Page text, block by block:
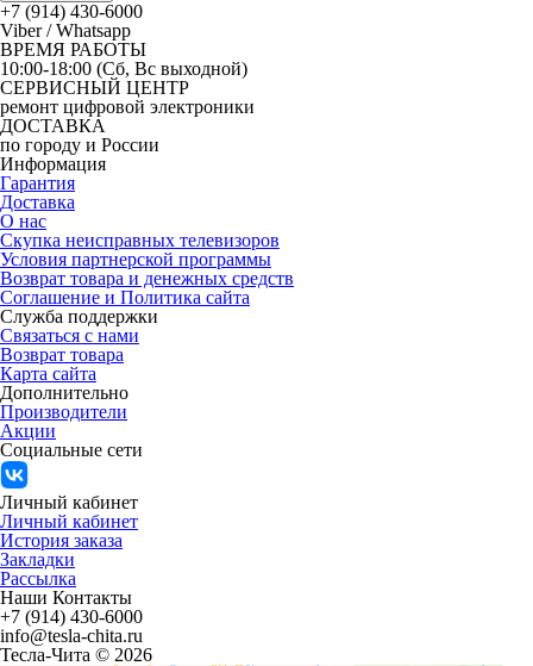
+7 (914) 430-6000
Viber / Whatsapp
ВРЕМЯ РАБОТЫ
10:00-18:00 (Сб, Вс выходной)
СЕРВИСНЫЙ ЦЕНТР
ремонт цифровой электроники
ДОСТАВКА
по городу и России
Информация
Гарантия
Доставка
О нас
Скупка неисправных телевизоров
Условия партнерской программы
Возврат товара и денежных средств
Соглашение и Политика сайта
Служба поддержки
Связаться с нами
Возврат товара
Карта сайта
Дополнительно
Производители
Акции
Социальные сети
Личный кабинет
Личный кабинет
История заказа
Закладки
Рассылка
Наши Контакты
+7 (914) 430-6000
info@tesla-chita.ru
Тесла-Чита © 2026